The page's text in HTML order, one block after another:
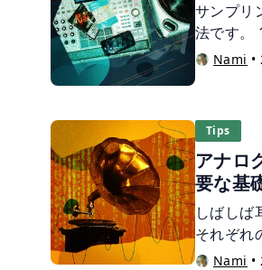
サンプリ
法です。
ーが普及
プリング
れば、日
にユニー
基礎知識
Nami •
Tips
アナロ
要な基
しばしば
それぞれ
いでしょ
Nami •